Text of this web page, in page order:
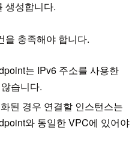
생성합니다.
을 충족해야 합니다.
는 IPv6 주소를 사용한
습니다.
된 경우 연결할 인스턴스는
와 동일한 VPC에 있어야